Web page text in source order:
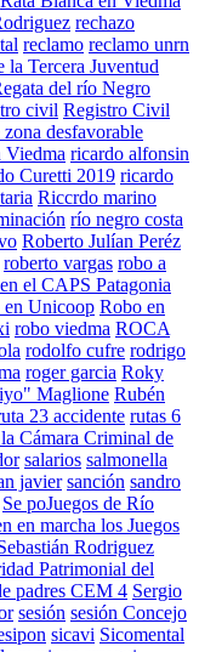
rechazo
reclamo reclamo unrn
la Tercera Juventud
del río Negro
civil Registro Civil
desfavorable
Viedma ricardo alfonsin
Curetti 2019 ricardo
Riccrdo marino
río negro costa
Roberto Julían Peréz
roberto vargas robo a
el CAPS Patagonia
en Unicoop Robo en
robo viedma ROCA
rodolfo cufre rodrigo
roger garcia Roky
Maglione Rubén
23 accidente rutas 6
Cámara Criminal de
salarios salmonella
javier sanción sandro
Se poJuegos de Río
en marcha los Juegos
Rodriguez
Patrimonial del
padres CEM 4 Sergio
sesión sesión Concejo
sicavi Sicomental